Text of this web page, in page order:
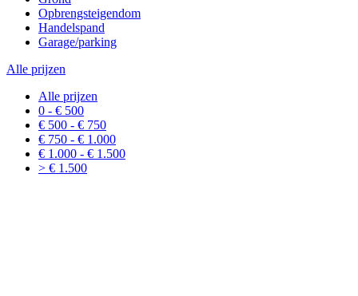
Opbrengsteigendom
Handelspand
Garage/parking
Alle prijzen
Alle prijzen
0 - € 500
€ 500 - € 750
€ 750 - € 1.000
€ 1.000 - € 1.500
> € 1.500